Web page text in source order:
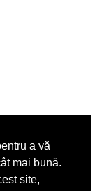
a vă
mai bună.
site,